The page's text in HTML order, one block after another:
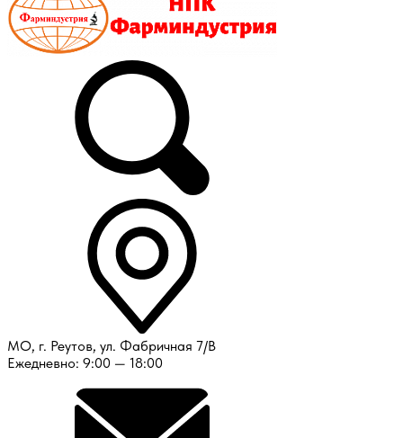
МО, г. Реутов, ул. Фабричная 7/В
Ежедневно: 9:00 — 18:00